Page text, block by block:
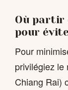
Où partir
pour
Pour
privilégiez le
Chiang Rai)